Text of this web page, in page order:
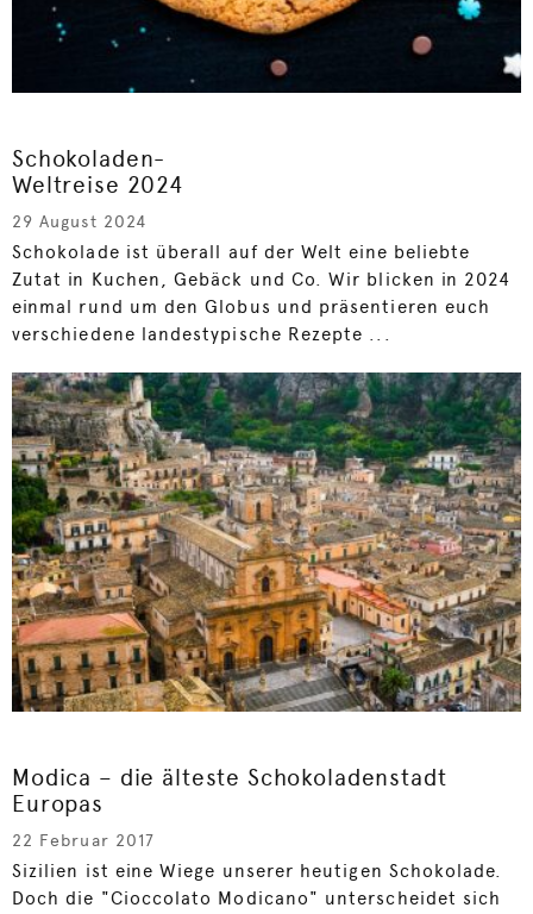
Schokoladen-
Weltreise 2024
29 August 2024
Schokolade ist überall auf der Welt eine beliebte
Zutat in Kuchen, Gebäck und Co. Wir blicken in 2024
einmal rund um den Globus und präsentieren euch
verschiedene landestypische Rezepte ...
Modica – die älteste Schokoladenstadt
Europas
22 Februar 2017
Sizilien ist eine Wiege unserer heutigen Schokolade.
Doch die "Cioccolato Modicano" unterscheidet sich